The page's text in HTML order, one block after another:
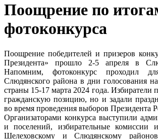
Поощрение по
фотоконкурса
Поощрение победителей и призеров
Президента» прошло 2-5 апреля в
Напомним, фотоконкурс проходил
Слюдянского района в дни голосования
страны 15-17 марта 2024 года. Избиратели
гражданскую позицию, но и задали
во время проведения выборов Президента
Организаторами конкурса выступили
и поселений, избирательные
Шелеховскому и Слюдянскому